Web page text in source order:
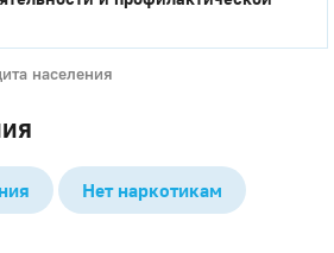
населения
Нет наркотикам